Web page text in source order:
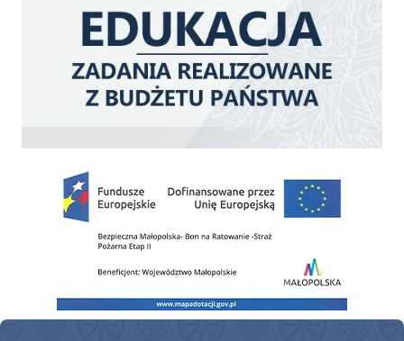
Zakup fabrycznie nowego, średniego samochodu ratowniczo-gaśniczego z